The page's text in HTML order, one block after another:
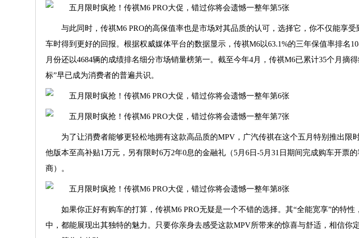
与此同时，传祺M6 PRO的高保值率也是市场对其品质的认可，选择它，你不仅能享
车时得到更好的回报。根据权威媒体平台的数据显示，传祺M6以63.1%的三年保值率排名
月份还以4684辆的成绩排名细分市场销量榜第一。截至今年4月，传祺M6已累计35个月摘
标”早已成为消费者的普遍共识。
为了让消费者能够更轻松地拥有这款高品质的MPV，广汽传祺在这个五月特别推出限
他版本至高补贴1万元，另有限时6万2年0息的金融礼（5月6日-5月31日期间完成购车开票
商）。
如果你正好有购车的打算，传祺M6 PRO无疑是一个不错的选择。其“全能宽享”的特
中，都能展现出其独特的魅力。只要你亲身去感受这款MPV所带来的惊喜与舒适，相信你